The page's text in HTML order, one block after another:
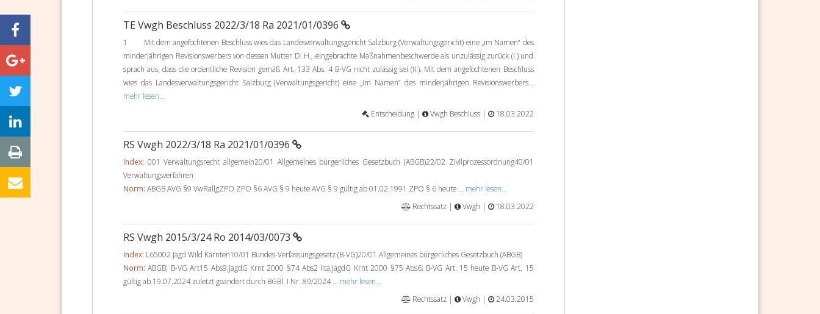
TE Vwgh Beschluss 2022/3/18 Ra 2021/01/0396
1 Mit dem angefochtenen Beschluss wies das Landesverwaltungsgericht Salzburg (Verwaltungsgericht) eine „im Namen“ des
minderjährigen Revisionswerbers von dessen Mutter D. H., eingebrachte Maßnahmenbeschwerde als unzulässig zurück (I.) und
sprach aus, dass die ordentliche Revision gemäß Art. 133 Abs. 4 B-VG nicht zulässig sei (II.). Mit dem angefochtenen Beschluss
wies das Landesverwaltungsgericht Salzburg (Verwaltungsgericht) eine „im Namen“ des minderjährigen Revisionswerbers...
mehr lesen...
Entscheidung |
Vwgh Beschluss | 18.03.2022
RS Vwgh 2022/3/18 Ra 2021/01/0396
Index: 001 Verwaltungsrecht allgemein20/01 Allgemeines bürgerliches Gesetzbuch (ABGB)22/02 Zivilprozessordnung40/01
Verwaltungsverfahren
Norm: ABGB AVG §9 VwRallgZPO ZPO §6 AVG § 9 heute AVG § 9 gültig ab 01.02.1991 ZPO § 6 heute ... mehr lesen...
Rechtssatz |
Vwgh | 18.03.2022
RS Vwgh 2015/3/24 Ro 2014/03/0073
Index: L65002 Jagd Wild Kärnten10/01 Bundes-Verfassungsgesetz (B-VG)20/01 Allgemeines bürgerliches Gesetzbuch (ABGB)
Norm: ABGB; B-VG Art15 Abs9;JagdG Krnt 2000 §74 Abs2 lita;JagdG Krnt 2000 §75 Abs6; B-VG Art. 15 heute B-VG Art. 15
gültig ab 19.07.2024 zuletzt geändert durch BGBl. I Nr. 89/2024 ... mehr lesen...
Rechtssatz |
Vwgh | 24.03.2015